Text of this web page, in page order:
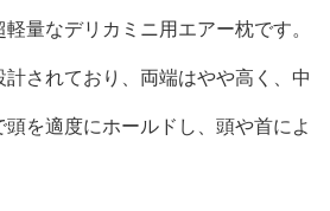
量なデリカミニ用エアー枕です。
計されており、両端はやや高く、中
を適度にホールドし、頭や首によ